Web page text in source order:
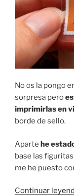
No os la pongo
sorpresa pero
imprimirlas en
borde de sello.
Aparte he
base las
me he puesto
Continuar